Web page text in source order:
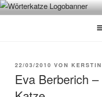
Zum
InhaltVon Büchern erzählen
VERÖFFENTLICHT
22/03/2010 VON KERSTIN
Eva Berberich